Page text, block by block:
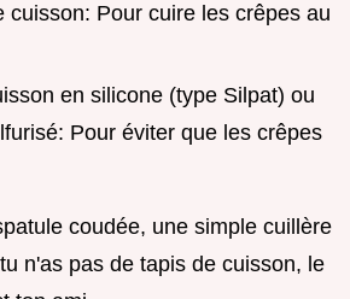
cuisson: Pour cuire les crêpes au
en silicone (type Silpat) ou
Pour éviter que les crêpes
coudée, une simple cuillère
n'as pas de tapis de cuisson, le